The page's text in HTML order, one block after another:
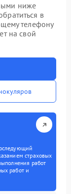
ниже
в
телефону
на свой
страховых
работ
работ и